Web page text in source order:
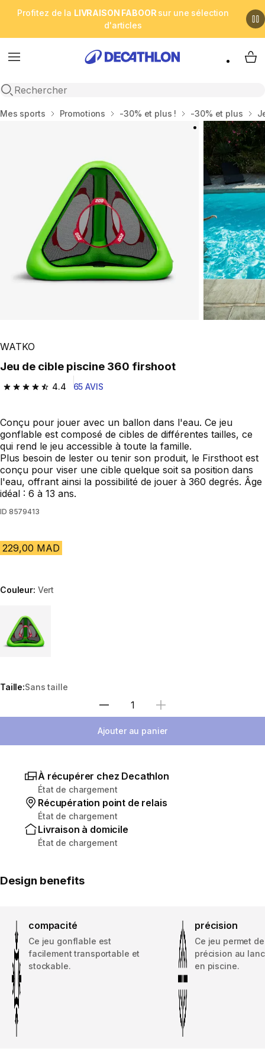
Profitez de la LIVRAISON FABOOR sur une sélection
d'articles
Menu
Open search
My
Accueil
Mes sports Promotions -30% et plus ! -30% et plus
WATKO
Jeu de cible piscine 360 firshoot
4.4
4.4 out of 5 stars from 65 reviews
65 AVIS
Conçu pour jouer avec un ballon dans l'eau. Ce jeu
gonflable est composé de cibles de différentes tailles, ce
qui rend le jeu accessible à toute la famille.
Plus besoin de lester ou tenir son produit, le Firsthoot est
conçu pour viser une cible quelque soit sa position dans
l'eau, offrant ainsi la possibilité de jouer à 360 degrés. Âge
idéal : 6 à 13 ans.
ID 8579413
229,00 MAD
Couleur: Vert
Taille:Sans taille
Sélectionnez la quantité
Ajouter au panier
À récupérer chez Decathlon
État de chargement
Récupération point de relais
État de chargement
Livraison à domicile
État de chargement
Design benefits
compacité
Ce jeu gonflable est
facilement transportable et
stockable.
précision
Ce jeu permet
précision au
en piscine.